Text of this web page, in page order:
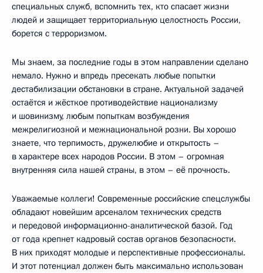
специальных служб, вспомнить тех, кто спасает жизни
людей и защищает территориальную целостность России,
борется с терроризмом.
Мы знаем, за последние годы в этом направлении сделано
немало. Нужно и впредь пресекать любые попытки
дестабилизации обстановки в стране. Актуальной задачей
остаётся и жёсткое противодействие национализму
и шовинизму, любым попыткам возбуждения
межрелигиозной и межнациональной розни. Вы хорошо
знаете, что терпимость, дружелюбие и открытость –
в характере всех народов России. В этом – огромная
внутренняя сила нашей страны, в этом – её прочность.
Уважаемые коллеги! Современные российские спецслужбы
обладают новейшим арсеналом технических средств
и передовой информационно-аналитической базой. Год
от года крепнет кадровый состав органов безопасности.
В них приходят молодые и перспективные профессионалы.
И этот потенциал должен быть максимально использован